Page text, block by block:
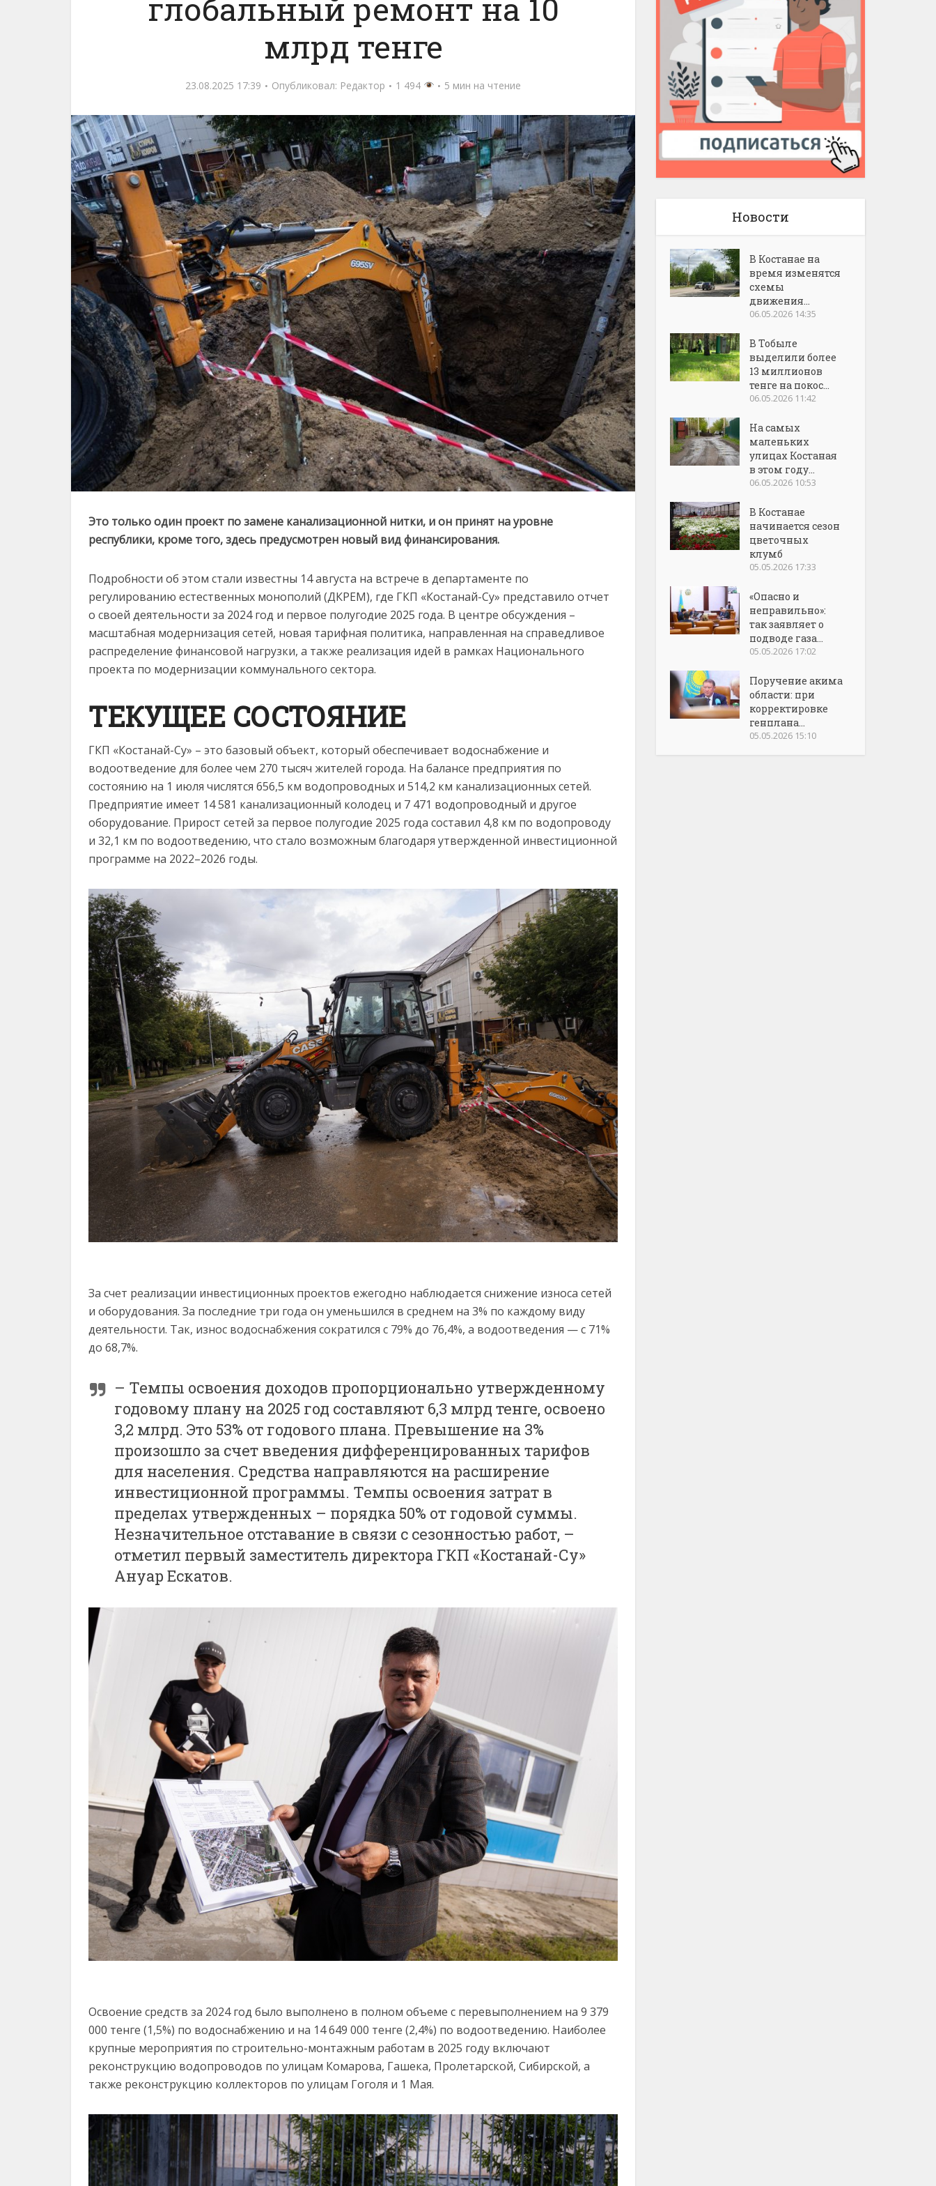
глобальный ремонт на 10
млрд тенге
23.08.2025 17:39 Опубликовал: Редактор 1 494 5 мин на чтение
Это только один проект по замене канализационной нитки, и он принят на уровне
республики, кроме того, здесь преду­смотрен новый вид финансирования.
Подробности об этом стали известны 14 августа на встрече в департаменте по
регулированию естественных монополий (ДКРЕМ), где ГКП «Костанай-Су» представило отчет
о своей деятельности за 2024 год и первое полугодие 2025 года. В центре обсуждения –
масштабная модернизация сетей, новая тарифная политика, направленная на справедливое
распределение финансовой нагрузки, а также реализация идей в рамках Национального
проекта по модернизации коммунального сектора.
ТЕКУЩЕЕ СОСТОЯНИЕ
ГКП «Костанай-Су» – это базовый объект, который обеспечивает водоснабжение и
водоотведение для более чем 270 тысяч жителей города. На балансе предприятия по
состоянию на 1 июля числятся 656,5 км водопроводных и 514,2 км канализационных сетей.
Предприятие имеет 14 581 канализационный колодец и 7 471 водопроводный и другое
оборудование. Прирост сетей за первое полугодие 2025 года составил 4,8 км по водопроводу
и 32,1 км по водоотведению, что стало возможным благодаря утвержденной инвестиционной
программе на 2022–2026 годы.
За счет реализации инвестиционных проектов ежегодно наблюдается снижение износа сетей
и оборудования. За последние три года он уменьшился в среднем на 3% по каждому виду
деятельности. Так, износ водоснабжения сократился с 79% до 76,4%, а водоотведения — с 71%
до 68,7%.
– Темпы освоения доходов пропорционально утвержденному
годовому плану на 2025 год составляют 6,3 млрд тенге, освоено
3,2 млрд. Это 53% от годового плана. Превышение на 3%
произошло за счет введения дифференцированных тарифов
для населения. Средства направляются на расширение
инвестиционной программы. Темпы освоения затрат в
пределах утвержденных – порядка 50% от годовой суммы.
Незначительное отставание в связи с сезонностью работ, –
отметил первый заместитель директора ГКП «Костанай-Су»
Ануар Ескатов.
Освоение средств за 2024 год было выполнено в полном объеме с перевыполнением на 9 379
000 тенге (1,5%) по водоснабжению и на 14 649 000 тенге (2,4%) по водоотведению. Наиболее
крупные мероприятия по строительно-монтажным работам в 2025 году включают
реконструкцию водопроводов по улицам Комарова, Гашека, Пролетарской, Сибирской, а
также реконструкцию коллекторов по улицам Гоголя и 1 Мая.
Новости
В Костанае на
время изменятся
схемы
движения...
06.05.2026 14:35
В Тобыле
выделили более
13 миллионов
тенге на покос...
06.05.2026 11:42
На самых
маленьких
улицах Костаная
в этом году...
06.05.2026 10:53
В Костанае
начинается сезон
цветочных
клумб
05.05.2026 17:33
«Опасно и
неправильно»:
так заявляет о
подводе газа...
05.05.2026 17:02
Поручение акима
области: при
корректировке
генплана...
05.05.2026 15:10